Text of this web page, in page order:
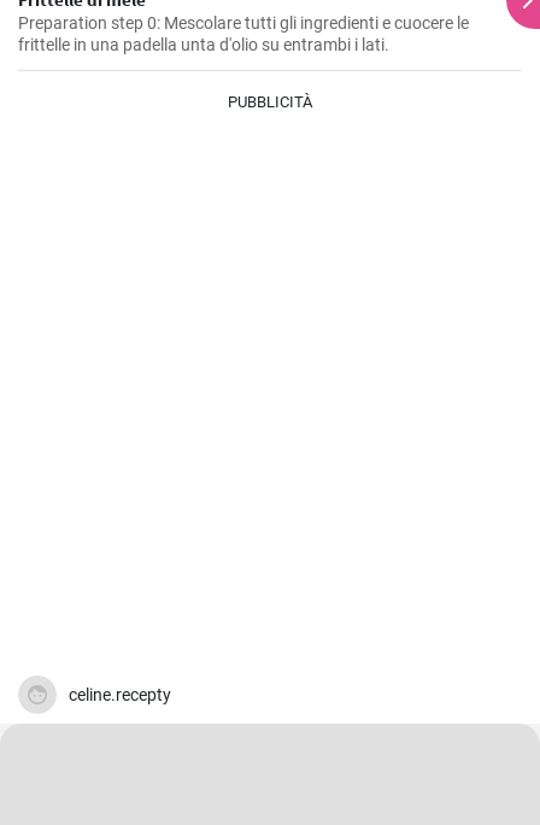
Preparation step 0: Mescolare tutti gli ingredienti e cuocere le
frittelle in una padella unta d'olio su entrambi i lati.
PUBBLICITÀ
celine.recepty